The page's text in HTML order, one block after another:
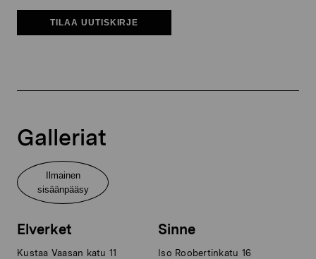
TILAA UUTISKIRJE
Galleriat
Ilmainen
sisäänpääsy
Elverket
Kustaa Vaasan katu 11
Sinne
Iso Roobertinkatu 16